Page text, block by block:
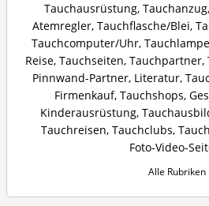
Tauchausrüstung, Tauchanzug,
Atemregler, Tauchflasche/Blei,
Tauchcomputer/Uhr, Tauchlampe
Reise, Tauchseiten, Tauchpartner,
Pinnwand-Partner, Literatur,
Firmenkauf, Tauchshops,
Kinderausrüstung,
Tauchreisen, Tauchclubs,
Foto-Video-
Alle Rubriken